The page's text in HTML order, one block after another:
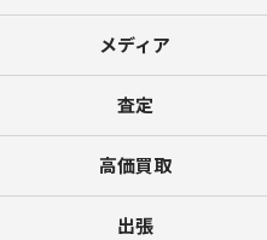
メディア
査定
高価買取
出張